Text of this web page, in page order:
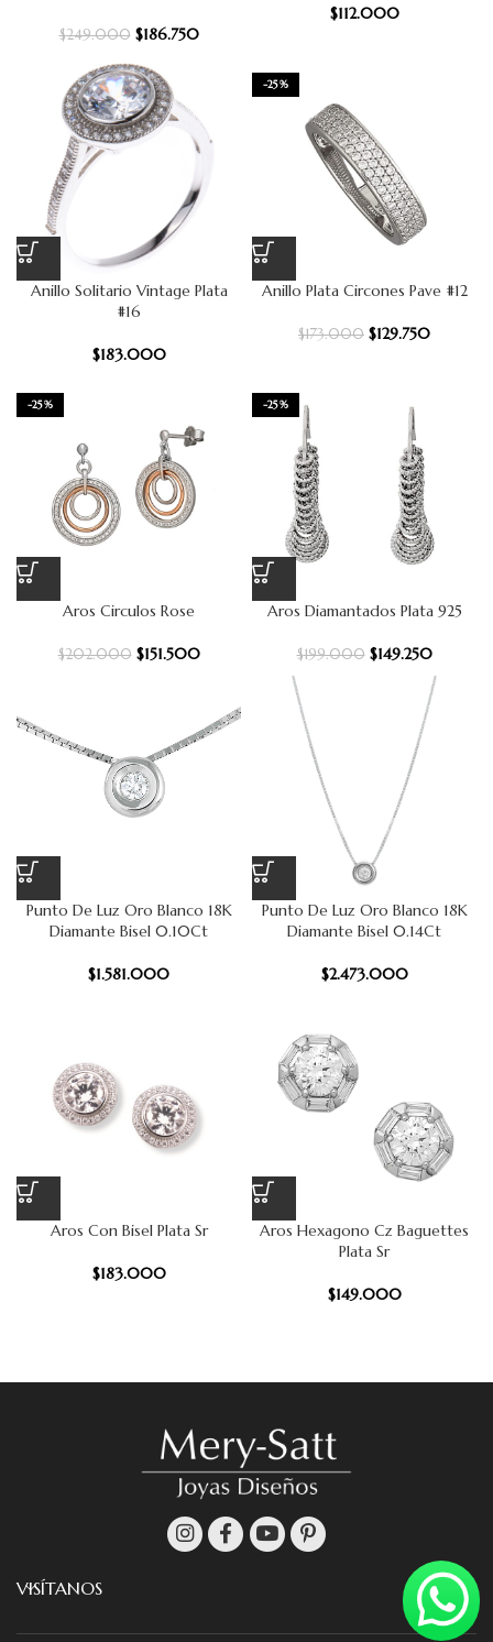
$249.000 $186.750
$112.000
Anillo Solitario Vintage Plata
#16
$183.000
-25%
Anillo Plata Circones Pave #12
$173.000 $129.750
-25%
Aros Circulos Rose
$202.000 $151.500
-25%
Aros Diamantados Plata 925
$199.000 $149.250
Punto De Luz Oro Blanco 18K
Diamante Bisel 0.10Ct
$1.581.000
Punto De Luz Oro Blanco 18K
Diamante Bisel 0.14Ct
$2.473.000
Aros Con Bisel Plata Sr
$183.000
Aros Hexagono Cz Baguettes
Plata Sr
$149.000
VISÍTANOS